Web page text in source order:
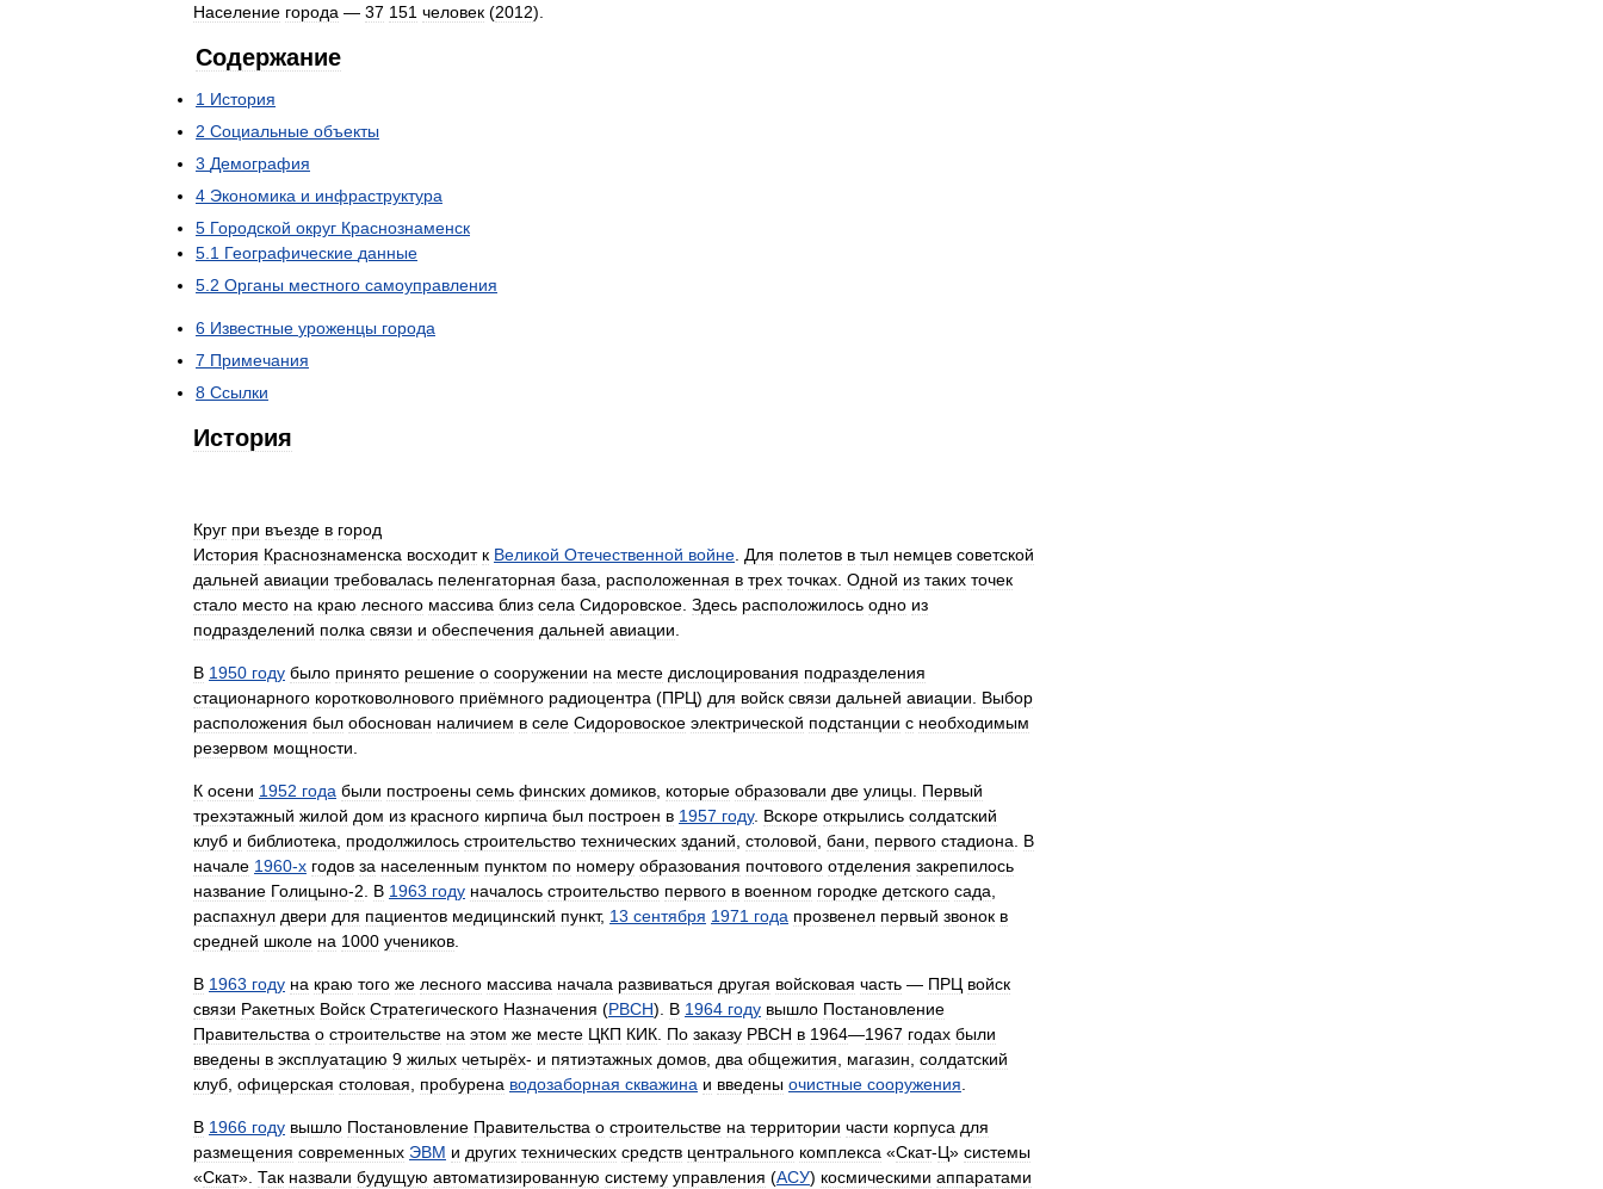
Население города — 37 151 человек (2012).
Содержание
1 История
2 Социальные объекты
3 Демография
4 Экономика и инфраструктура
5 Городской округ Краснознаменск
5 1 Географические данные
5 2 Органы местного самоуправления
6 Известные уроженцы города
7 Примечания
8 Ссылки
История
Круг при въезде в город
История Краснознаменска восходит к Великой Отечественной войне Для полетов в тыл немцев советской
дальней авиации требовалась пеленгаторная база расположенная в трех точках Одной из таких точек
стало место на краю лесного массива близ села Сидоровское Здесь расположилось одно из
подразделений полка связи и обеспечения дальней авиации
В 1950 году было принято решение о сооружении на месте дислоцирования подразделения
стационарного коротковолнового приёмного радиоцентра (ПРЦ) для войск связи дальней авиации
Выбор
расположения был обоснован наличием в селе Сидоровоское электрической подстанции с необходимым
резервом мощности
К осени 1952 года были построены семь финских домиков которые образовали две улицы Первый
трехэтажный жилой дом из красного кирпича был построен в 1957 году. Вскоре открылись солдатский
клуб и библиотека продолжилось строительство технических зданий столовой бани первого стадиона
В
начале 1960-х годов за населенным пунктом по номеру образования почтового отделения закрепилось
название Голицыно-2 В 1963 году началось строительство первого в военном городке детского сада
распахнул двери для пациентов медицинский пункт, 13 сентября 1971 года прозвенел первый звонок в
средней школе на 1000 учеников
В 1963 году на краю того же лесного массива начала развиваться другая войсковая часть — ПРЦ войск
связи Ракетных Войск Стратегического Назначения (РВСН). В 1964 году вышло Постановление
Правительства о строительстве на этом же месте ЦКП КИК По заказу РВСН в 1964—1967 годах были
введены в эксплуатацию 9 жилых четырёх- и пятиэтажных домов два общежития магазин солдатский
клуб офицерская столовая пробурена водозаборная скважина и введены очистные сооружения
В 1966 году вышло Постановление Правительства о строительстве на территории части корпуса для
размещения современных ЭВМ и других технических средств центрального комплекса «Скат-Ц» системы
«Скат». Так назвали будущую автоматизированную систему управления (АСУ) космическими аппаратами